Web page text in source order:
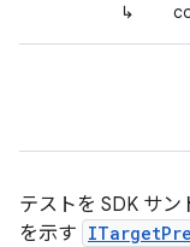
↳
テストを SDK サ
を示す